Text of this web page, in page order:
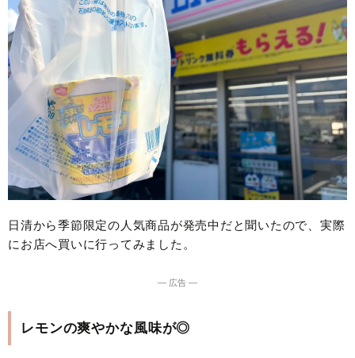
日清から季節限定の人気商品が発売中だと聞いたので、実際
にお店へ買いに行ってみました。
― 広告 ―
レモンの爽やかな風味が◎